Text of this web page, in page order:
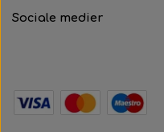
Sociale medier